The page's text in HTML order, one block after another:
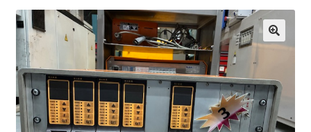
VENTES
PIÈCES DÉTACHÉES
CONTACT